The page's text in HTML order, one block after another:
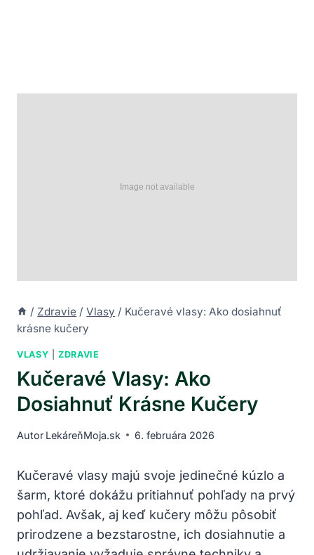
/ Zdravie / Vlasy / Kučeravé vlasy: Ako dosiahnuť
krásne kučery
VLASY |ZDRAVIE
Kučeravé Vlasy: Ako
Dosiahnuť Krásne Kučery
Autor LekáreňMoja.sk 6. februára 2026
Kučeravé vlasy majú svoje jedinečné kúzlo a⁤
šarm, ktoré dokážu pritiahnuť pohľady na prvý
pohľad. ⁤Avšak, aj keď kučery‌ môžu pôsobiť
prirodzene a bezstarostne, ich dosiahnutie a